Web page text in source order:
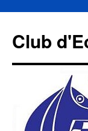
contenu
Club